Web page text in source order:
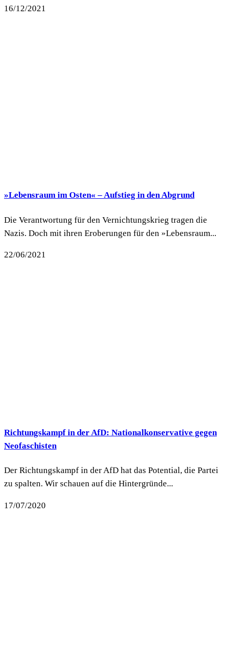
16/12/2021
»Lebensraum im Osten« – Aufstieg in den Abgrund
Die Verantwortung für den Vernichtungskrieg tragen die
Nazis. Doch mit ihren Eroberungen für den »Lebensraum...
22/06/2021
Richtungskampf in der AfD: Nationalkonservative gegen
Neofaschisten
Der Richtungskampf in der AfD hat das Potential, die Partei
zu spalten. Wir schauen auf die Hintergründe...
17/07/2020